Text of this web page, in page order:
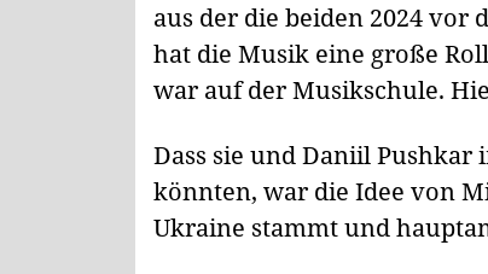
aus der die beiden 2024 vor
hat die Musik eine große
war auf der Musikschule.
Dass sie und Daniil Pushkar
könnten, war die Idee von
Ukraine stammt und